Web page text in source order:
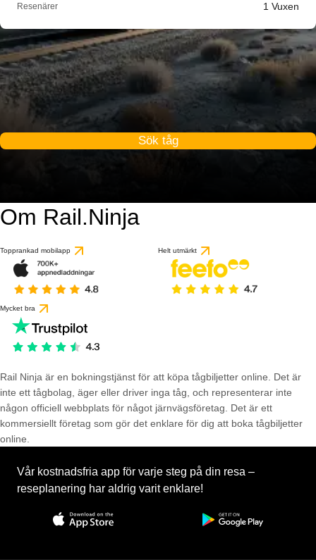
Resenärer 1 Vuxen
Sök tåg
Om Rail.Ninja
Topprankad mobilapp Helt utmärkt
Mycket bra
Rail Ninja är en bokningstjänst för att köpa tågbiljetter online. Det är
inte ett tågbolag, äger eller driver inga tåg, och representerar inte
någon officiell webbplats för något järnvägsföretag. Det är ett
kommersiellt företag som gör det enklare för dig att boka tågbiljetter
online.
Vår kostnadsfria app för varje steg på din resa –
reseplanering har aldrig varit enklare!